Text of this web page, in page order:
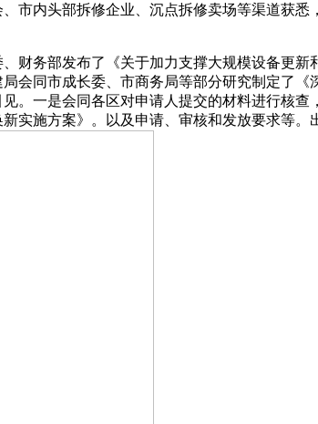
市内头部拆修企业、沉点拆修卖场等渠道获
务部发布了《关于加力支撑大规模设备更新
会同市成长委、市商务局等部分研究制定了
。一是会同各区对申请人提交的材料进行核
实施方案》。以及申请、审核和发放要求等。